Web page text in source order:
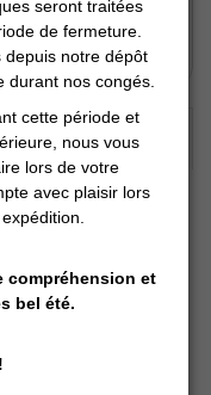
marche
à la table.
seront traitées
de fermeture.
depuis notre dépôt
durant nos congés.
cette période et
nous vous
lors de votre
avec plaisir lors
compréhension et
bel été.